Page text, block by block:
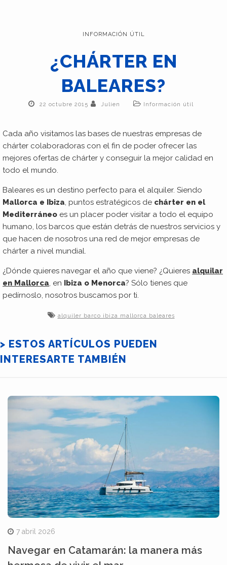
INFORMACIÓN ÚTIL
¿CHÁRTER EN
BALEARES?
22 octubre 2015 Julien Información útil
Cada año visitamos las bases de nuestras empresas de
chárter colaboradoras con el fin de poder ofrecer las
mejores ofertas de chárter y conseguir la mejor calidad en
todo el mundo.
Baleares es un destino perfecto para el alquiler. Siendo
Mallorca e Ibiza, puntos estratégicos de chárter en el
Mediterráneo es un placer poder visitar a todo el equipo
humano, los barcos que están detrás de nuestros servicios y
que hacen de nosotros una red de mejor empresas de
chárter a nivel mundial.
¿Dónde quieres navegar el año que viene? ¿Quieres alquilar
en Mallorca, en Ibiza o Menorca? Sólo tienes que
pedírnoslo, nosotros buscamos por ti.
alquiler barco ibiza mallorca baleares
> ESTOS ARTÍCULOS PUEDEN
INTERESARTE TAMBIÉN
7 abril 2026
Navegar en Catamarán: la manera más